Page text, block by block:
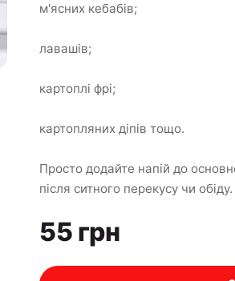
м'ясних кебабів;
лавашів;
картоплі фрі;
картопляних діпів тощо.
Просто додайте напій до
після ситного перекусу чи обіду.
55 грн